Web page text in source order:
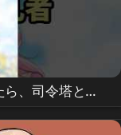
、司令塔と攪
なカフェ店員に
enfp # mbti